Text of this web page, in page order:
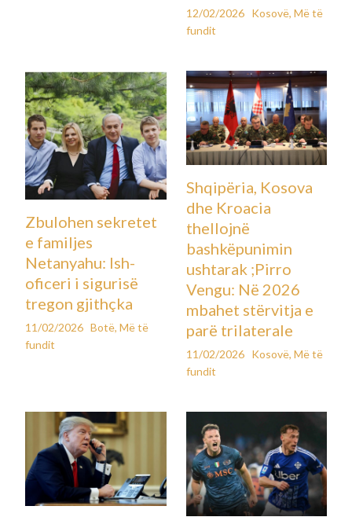
12/02/2026 Kosovë, Më të
fundit
Zbulohen sekretet
e familjes
Netanyahu: Ish-
oficeri i sigurisë
tregon gjithçka
11/02/2026 Botë,Më të
fundit
Shqipëria, Kosova
dhe Kroacia
thellojnë
bashkëpunimin
ushtarak ;Pirro
Vengu: Në 2026
mbahet stërvitja e
parë trilaterale
11/02/2026 Kosovë, Më të
fundit